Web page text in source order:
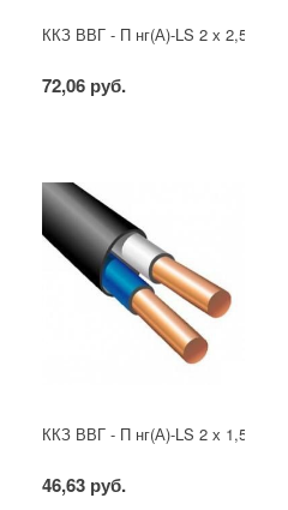
ККЗ ВВГ - П нг(А)-LS 2 х 2,5 ГОСТ
72,06 руб.
ККЗ ВВГ - П нг(А)-LS 2 х 1,5 ГОСТ
46,63 руб.